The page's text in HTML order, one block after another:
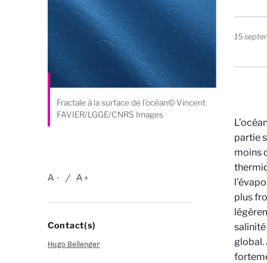
Fractale à la surface de l'océan© Vincent
FAVIER/LGGE/CNRS Images
-
A +
A
Contact(s)
Hugo Bellenger
15
partie
moins
plus
global.